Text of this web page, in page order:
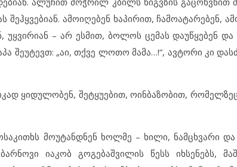
ამოიღებენ ხაპირით, ჩამოატარებენ,
– არ ესმით, ბოლოს ცემას დაუწყებენ და
შეუტევთ: „აი, თქვე ლოთო მამა…!“, ავტორი კი
ყიდულობენ, შეტყუებით, ოინბაზობით,
მოუტანდნენ ხოლმე – ხილი, ნამცხვარი და
იაკობ გოგებაშვილის წესს იხსენებს,